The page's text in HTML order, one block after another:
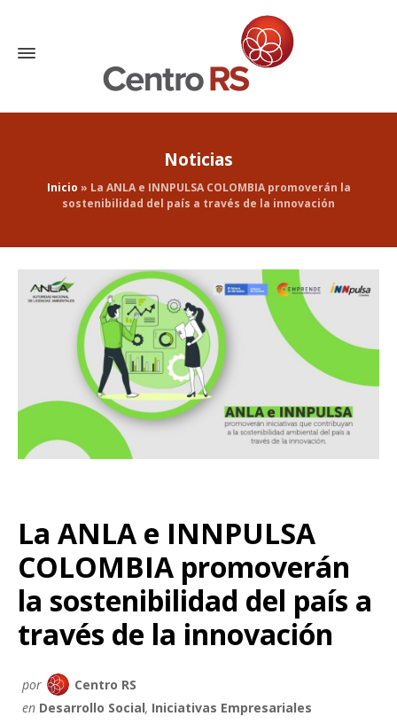
Noticias
Inicio » La ANLA e INNPULSA COLOMBIA promoverán la
sostenibilidad del país a través de la innovación
La ANLA e INNPULSA
COLOMBIA promoverán
la sostenibilidad del país a
través de la innovación
por
Centro RS
en Desarrollo Social, Iniciativas Empresariales